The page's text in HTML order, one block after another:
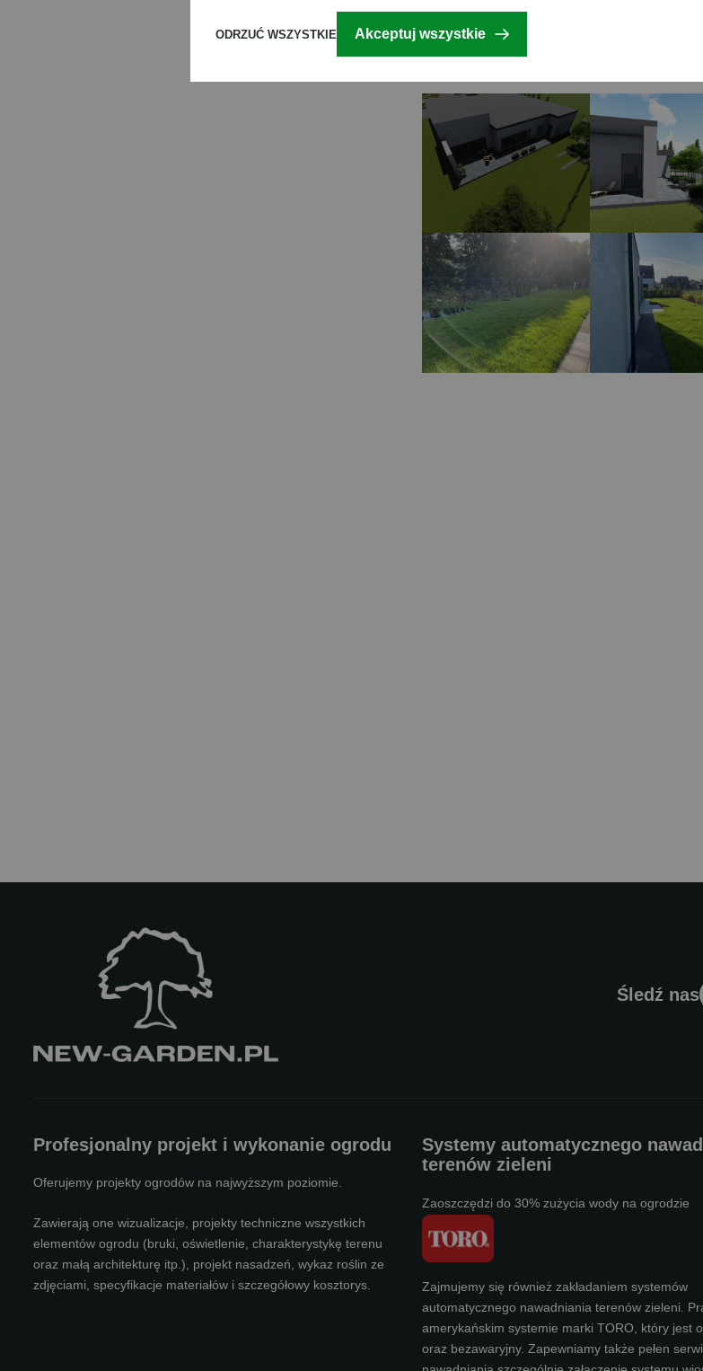
ODRZUĆ WSZYSTKIE Akceptuj wszystkie
Galeri
Śledź nas
Profesjonalny projekt i wykonanie ogrodu
Oferujemy projekty ogrodów na najwyższym poziomie.
Zawierają one wizualizacje, projekty techniczne wszystkich
elementów ogrodu (bruki, oświetlenie, charakterystykę terenu
oraz małą architekturę itp.), projekt nasadzeń, wykaz roślin ze
zdjęciami, specyfikacje materiałów i szczegółowy kosztorys.
Systemy automatycznego
terenów zieleni
Zaoszczędzi do 30% zużycia wody na ogrodzie
Zajmujemy się również zakładaniem systemów
automatycznego nawadniania terenów zieleni.
amerykańskim systemie marki TORO, który jest
oraz bezawaryjny. Zapewniamy także pełen